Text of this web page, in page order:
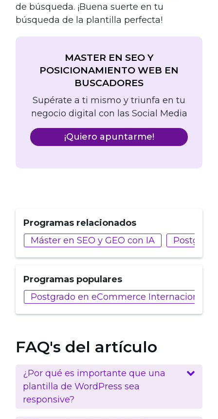
de búsqueda. ¡Buena suerte en tu
búsqueda de la plantilla perfecta!
MASTER EN SEO Y
POSICIONAMIENTO WEB EN
BUSCADORES
Supérate a ti mismo y triunfa en tu
negocio digital con las Social Media
¡Quiero apuntarme!
Programas relacionados
Máster en SEO y GEO con IA
Programas populares
Postgrado en eCommerce Internacional y
FAQ's del artículo
¿Por qué es importante que una
plantilla de WordPress sea
responsive?